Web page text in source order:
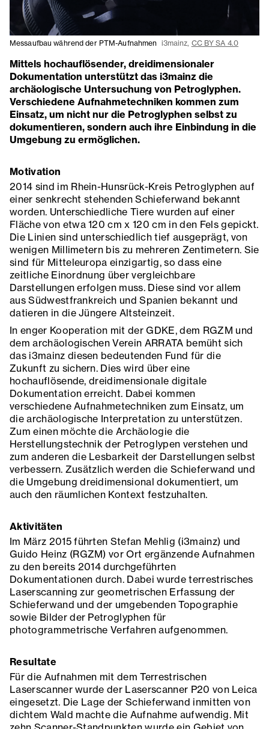
Messaufbau während der PTM-Aufnahmen i3mainz, CC BY SA 4.0
Mittels hochauflösender, dreidimensionaler
Dokumentation unterstützt das i3mainz die
archäologische Untersuchung von Petroglyphen.
Verschiedene Aufnahmetechniken kommen zum
Einsatz, um nicht nur die Petroglyphen selbst zu
dokumentieren, sondern auch ihre Einbindung in die
Umgebung zu ermöglichen.
Motivation
2014 sind im Rhein-Hunsrück-Kreis Petroglyphen auf
einer senkrecht stehenden Schieferwand bekannt
worden. Unterschiedliche Tiere wurden auf einer
Fläche von etwa 120 cm x 120 cm in den Fels gepickt.
Die Linien sind unterschiedlich tief ausgeprägt, von
wenigen Millimetern bis zu mehreren Zentimetern. Sie
sind für Mitteleuropa einzigartig, so dass eine
zeitliche Einordnung über vergleichbare
Darstellungen erfolgen muss. Diese sind vor allem
aus Südwestfrankreich und Spanien bekannt und
datieren in die Jüngere Altsteinzeit.
In enger Kooperation mit der GDKE, dem RGZM und
dem archäologischen Verein ARRATA bemüht sich
das i3mainz diesen bedeutenden Fund für die
Zukunft zu sichern. Dies wird über eine
hochauflösende, dreidimensionale digitale
Dokumentation erreicht. Dabei kommen
verschiedene Aufnahmetechniken zum Einsatz, um
die archäologische Interpretation zu unterstützen.
Zum einen möchte die Archäologie die
Herstellungstechnik der Petroglypen verstehen und
zum anderen die Lesbarkeit der Darstellungen selbst
verbessern. Zusätzlich werden die Schieferwand und
die Umgebung dreidimensional dokumentiert, um
auch den räumlichen Kontext festzuhalten.
Aktivitäten
Im März 2015 führten Stefan Mehlig (i3mainz) und
Guido Heinz (RGZM) vor Ort ergänzende Aufnahmen
zu den bereits 2014 durchgeführten
Dokumentationen durch. Dabei wurde terrestrisches
Laserscanning zur geometrischen Erfassung der
Schieferwand und der umgebenden Topographie
sowie Bilder der Petroglyphen für
photogrammetrische Verfahren aufgenommen.
Resultate
Für die Aufnahmen mit dem Terrestrischen
Laserscanner wurde der Laserscanner P20 von Leica
eingesetzt. Die Lage der Schieferwand inmitten von
dichtem Wald machte die Aufnahme aufwendig. Mit